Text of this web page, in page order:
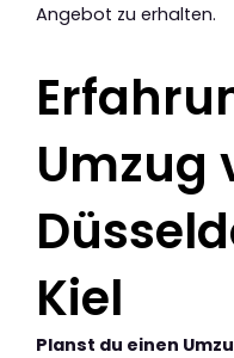
Angebot zu erhalten.
Umzug
Kiel
Planst du einen